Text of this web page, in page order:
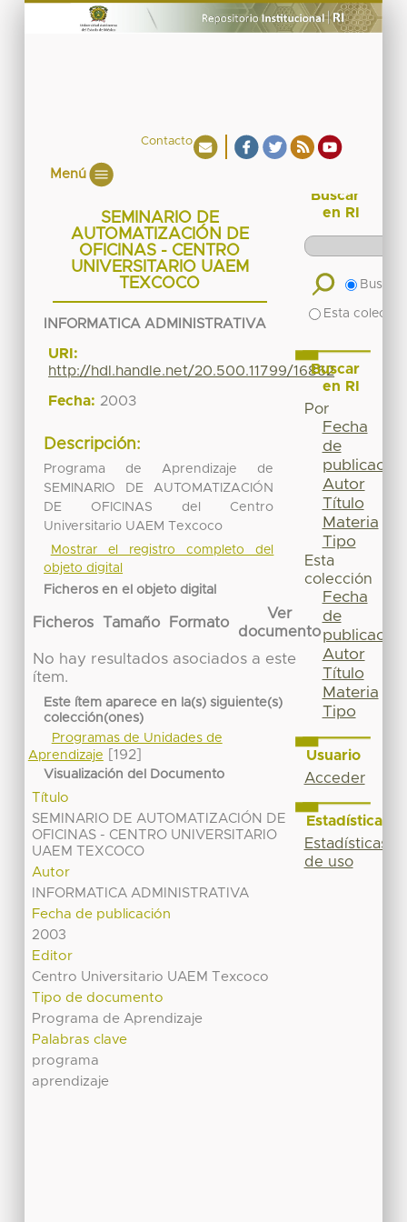
Contacto
Menú
SEMINARIO DE
AUTOMATIZACIÓN DE
OFICINAS - CENTRO
UNIVERSITARIO UAEM
TEXCOCO
INFORMATICA ADMINISTRATIVA
URI:
http://hdl.handle.net/20.500.11799/16862
Fecha: 2003
Descripción:
Programa de Aprendizaje de
SEMINARIO DE AUTOMATIZACIÓN
DE OFICINAS del Centro
Universitario UAEM Texcoco
Mostrar el registro completo del
objeto digital
Ficheros en el objeto digital
Ficheros Tamaño Formato
Ver
documento
No hay resultados asociados a este
ítem.
Este ítem aparece en la(s) siguiente(s)
colección(ones)
Programas de Unidades de
Aprendizaje
[192]
Visualización del Documento
Título
SEMINARIO DE AUTOMATIZACIÓN DE
OFICINAS - CENTRO UNIVERSITARIO
UAEM TEXCOCO
Autor
INFORMATICA ADMINISTRATIVA
Fecha de publicación
2003
Editor
Centro Universitario UAEM Texcoco
Tipo de documento
Programa de Aprendizaje
Palabras clave
programa
aprendizaje
Buscar
en RI
Buscar
Esta
Buscar
en RI
Por
Fecha
de
publicación
Autor
Título
Materia
Tipo
Esta
colección
Fecha
de
publicación
Autor
Título
Materia
Tipo
Usuario
Acceder
Estadísticas
Estadísticas
de uso